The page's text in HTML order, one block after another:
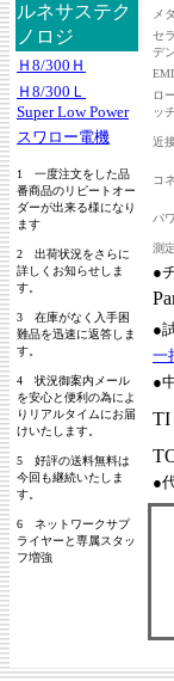
ルネサステク
ノロジ
Ｈ8/300Ｈ
Ｈ8/300Ｌ
Super Low Power
スワロー電機
1 一度注文をした品
番商品のリピートオー
ダーが出来る様になり
ます
2 出荷状況をさらに
詳しくお知らせしま
す。
3 在庫がなく入手困
難品を迅速に返答しま
す。
4 状況御案内メール
を安心と便利の為によ
りリアルタイムにお届
けいたします。
5 好評の送料無料は
今回も継続いたしま
す。
6 ネットワークサプ
ライヤーと専属スタッ
フ増強
メ
セ
デ
ロ
ッチ
近
コ
パ
測
●
●
一
●
TI
●